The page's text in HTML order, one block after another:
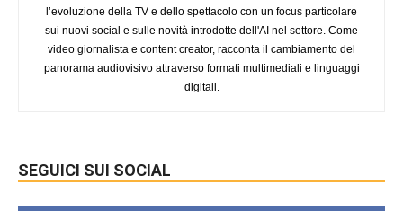
l’evoluzione della TV e dello spettacolo con un focus particolare
sui nuovi social e sulle novità introdotte dell'AI nel settore. Come
video giornalista e content creator, racconta il cambiamento del
panorama audiovisivo attraverso formati multimediali e linguaggi
digitali.
SEGUICI SUI SOCIAL